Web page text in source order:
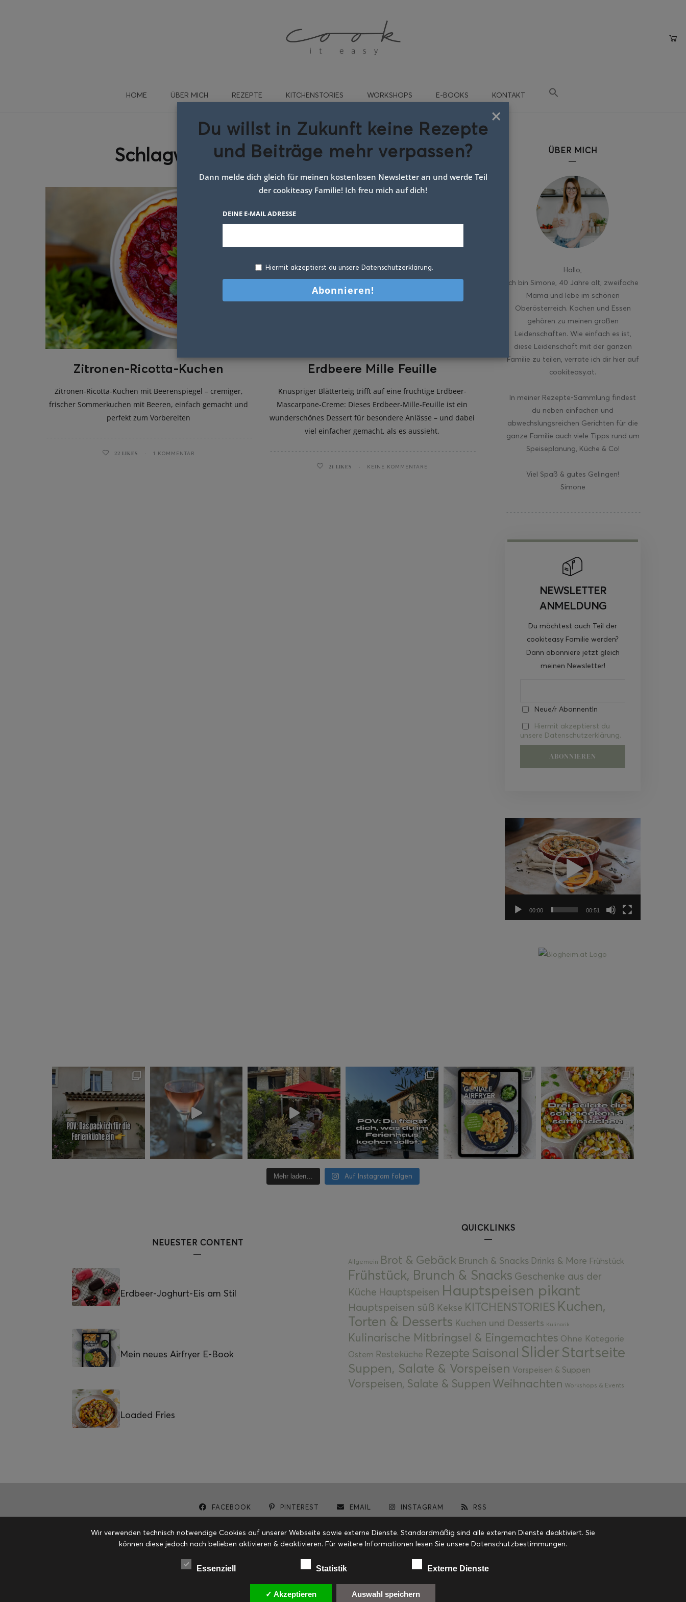
HOME ÜBER MICH REZEPTE KITCHENSTORIES WORKSHOPS E-BOOKS KONTAKT
Schlagwort:dessert einfach schön
Zitronen-Ricotta-Kuchen
Zitronen-Ricotta-Kuchen mit Beerenspiegel – cremiger,
frischer Sommerkuchen mit Beeren, einfach gemacht und
perfekt zum Vorbereiten
22 LIKES 1 KOMMENTAR
Erdbeere Mille Feuille
Knuspriger Blätterteig trifft auf eine fruchtige Erdbeer-
Mascarpone-Creme: Dieses Erdbeer-Mille-Feuille ist ein
wunderschönes Dessert für besondere Anlässe – und dabei
viel einfacher gemacht, als es aussieht.
21 LIKES KEINE KOMMENTARE
ÜBER MICH
Hallo
ich bin Simone, 40 Jahre alt, zweifache
Mama und lebe im schönen
Oberösterreich. Kochen und Essen
gehören zu meinen großen
Leidenschaften. Wie einfach es ist,
diese Leidenschaft mit der ganzen
Familie zu teilen, verrate ich dir hier auf
cookiteasy.at.
In meiner Rezepte-Sammlung findest
du neben einfachen und
abwechslungsreichen Gerichten für die
ganze Familie auch viele Tipps rund um
Speiseplanung, Küche & Co!
Viel Spaß & gutes Gelingen!
Simone
NEWSLETTER
ANMELDUNG
Du möchtest auch Teil der
cookiteasy Familie werden?
Dann abonniere jetzt gleich
meinen Newsletter!
Neue/r AbonnentIn
Hiermit akzeptierst du
unsere Datenschutzerklärung.
Video-
Player
00:00 00:51
Mehr laden… Auf Instagram folgen
NEUESTER CONTENT
Erdbeer-Joghurt-Eis am Stil
Mein neues Airfryer E-Book
Loaded Fries
QUICKLINKS
Allgemein Brot & Gebäck Brunch & Snacks Drinks & More Frühstück
Frühstück, Brunch & Snacks Geschenke aus der
Küche Hauptspeisen Hauptspeisen pikant
Hauptspeisen süß Kekse KITCHENSTORIES Kuchen,
Torten & Desserts Kuchen und Desserts Kulinarik
Kulinarische Mitbringsel & Eingemachtes Ohne Kategorie
Ostern Resteküche Rezepte Saisonal SliderStartseite
Suppen, Salate & Vorspeisen Vorspeisen & Suppen
Vorspeisen, Salate & Suppen Weihnachten Workshops & Events
FACEBOOK PINTEREST EMAIL INSTAGRAM RSS
×
Du willst in Zukunft keine Rezepte
und Beiträge mehr verpassen?
Dann melde dich gleich für meinen kostenlosen Newsletter an und werde Teil
der cookiteasy Familie! Ich freu mich auf dich!
DEINE E-MAIL ADRESSE
Hiermit akzeptierst du unsere Datenschutzerklärung.
Wir verwenden technisch notwendige Cookies auf unserer Webseite sowie externe Dienste. Standardmäßig sind alle externen Dienste deaktiviert. Sie
können diese jedoch nach belieben aktivieren & deaktivieren. Für weitere Informationen lesen Sie unsere Datenschutzbestimmungen.
Essenziell Statistik Externe Dienste
✓ Akzeptieren Auswahl speichern